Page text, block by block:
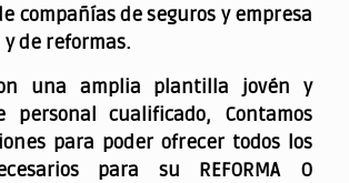
compañías de seguros y empresa
de reformas.
una amplia plantilla jovén y
personal cualificado, Contamos
para poder ofrecer todos los
para su REFORMA O